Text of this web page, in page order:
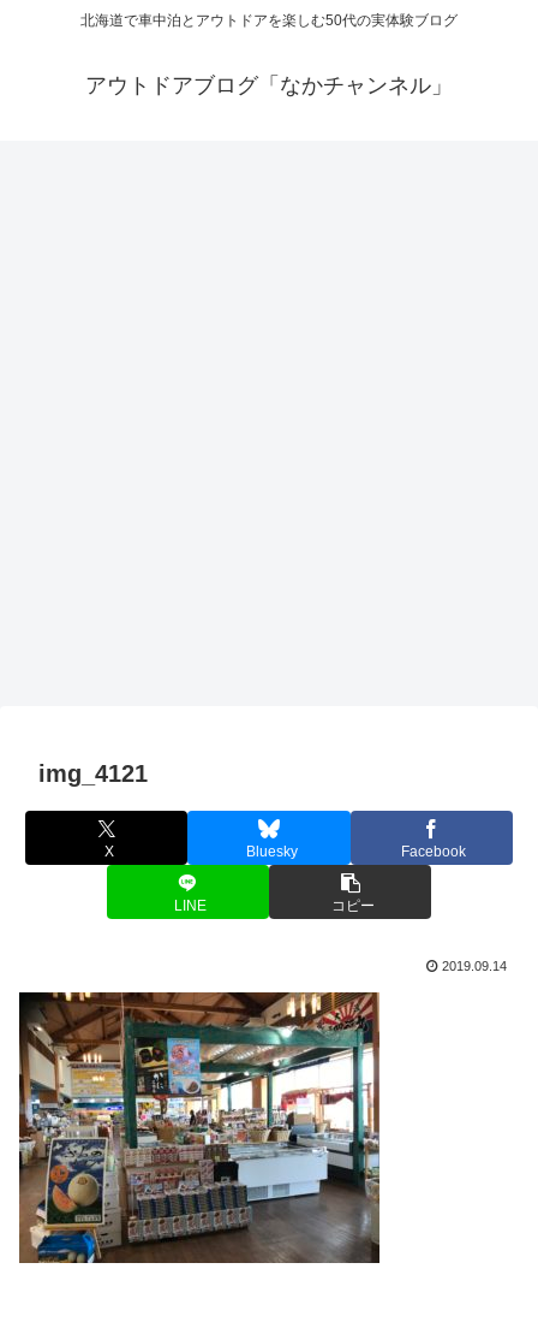
北海道で車中泊とアウトドアを楽しむ50代の実体験ブログ
アウトドアブログ「なかチャンネル」
img_4121
X Bluesky Facebook
LINE コピー
2019.09.14